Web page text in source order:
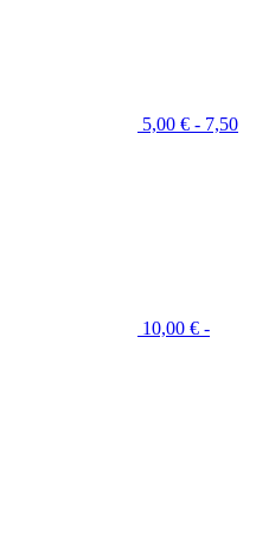
5,00 € - 7,50
10,00 € -